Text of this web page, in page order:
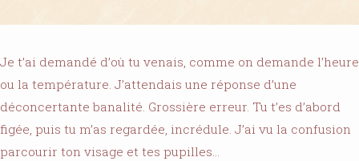
Je t’ai demandé d’où tu venais, comme on demande l’heure
ou la température. J’attendais une réponse d’une
déconcertante banalité. Grossière erreur. Tu t’es d’abord
figée, puis tu m’as regardée, incrédule. J’ai vu la confusion
parcourir ton visage et tes pupilles…